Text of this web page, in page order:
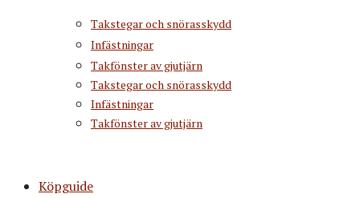
Takstegar och snörasskydd
Infästningar
Takfönster av gjutjärn
Takstegar och snörasskydd
Infästningar
Takfönster av gjutjärn
Köpguide